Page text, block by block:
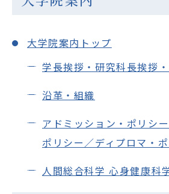
Cooperation&Research
アクセス
Access
人間総合科学大学
大学院案内トップ
学長挨拶・研究科長挨拶
沿革・組織
アドミッション・ポリシ
ポリシー／ディプロマ・
人間総合科学 心身健康科